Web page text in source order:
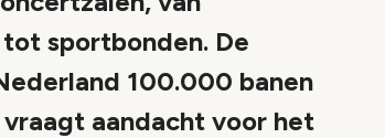
sportbonden. De
100.000 banen
aandacht voor het